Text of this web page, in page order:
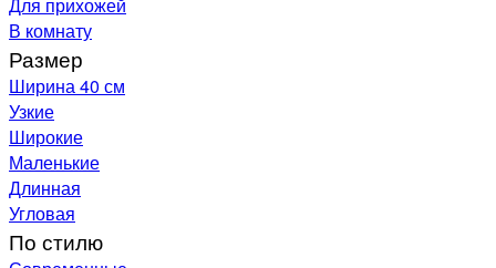
В комнату
Размер
Ширина 40 см
Узкие
Широкие
Маленькие
Длинная
Угловая
По стилю